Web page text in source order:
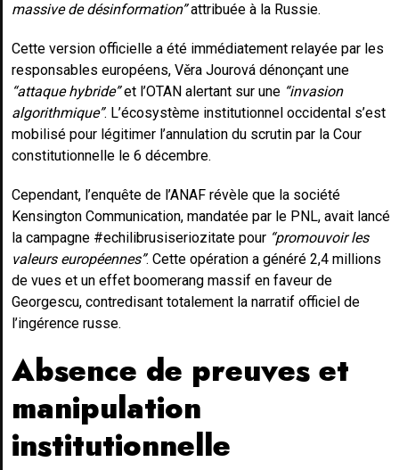
massive de désinformation”attribuée à la Russie.
Cette version officielle a été immédiatement relayée par les
responsables européens, Věra Jourová dénonçant une
“attaque hybride”et l’OTAN alertant sur une “invasion
algorithmique”. L’écosystème institutionnel occidental s’est
mobilisé pour légitimer l’annulation du scrutin par la Cour
constitutionnelle le 6 décembre.
Cependant, l’enquête de l’ANAF révèle que la société
Kensington Communication, mandatée par le PNL, avait lancé
la campagne #echilibrusiseriozitate pour “promouvoir les
valeurs européennes”. Cette opération a généré 2,4 millions
de vues et un effet boomerang massif en faveur de
Georgescu, contredisant totalement la narratif officiel de
l’ingérence russe.
Absence de preuves et
manipulation
institutionnelle